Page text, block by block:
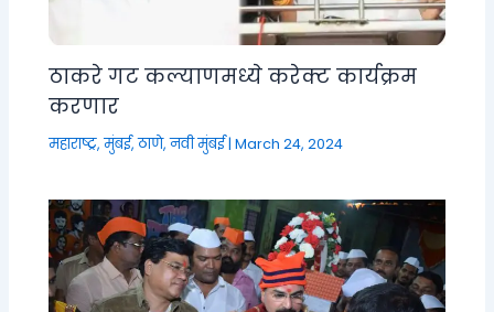
ठाकरे गट कल्याणमध्ये करेक्ट कार्यक्रम
करणार
महाराष्ट्र,मुंबई, ठाणे, नवी मुंबई|March 24, 2024